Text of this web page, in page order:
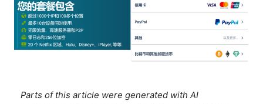
Parts of this article were generated with AI